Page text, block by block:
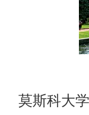
莫斯科大